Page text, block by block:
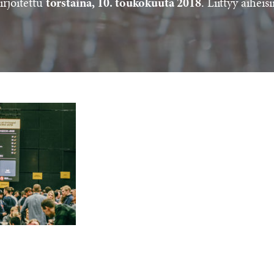
torstaina, 10. toukokuuta 2018. Liittyy